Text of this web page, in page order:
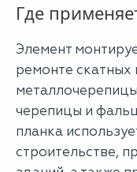
Где
Элемент
ремонте скатных
черепицы и
планка
строительстве,